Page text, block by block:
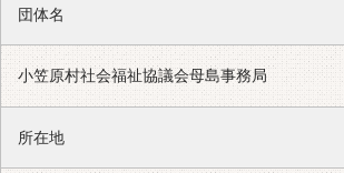
団体名
小笠原村社会福祉協議会母島事務局
所在地